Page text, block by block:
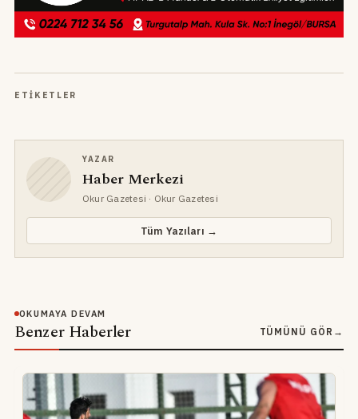
ETIKETLER
YAZAR
Haber Merkezi
Okur Gazetesi · Okur Gazetesi
Tüm Yazıları →
OKUMAYA DEVAM
Benzer Haberler TÜMÜNÜ GÖR →